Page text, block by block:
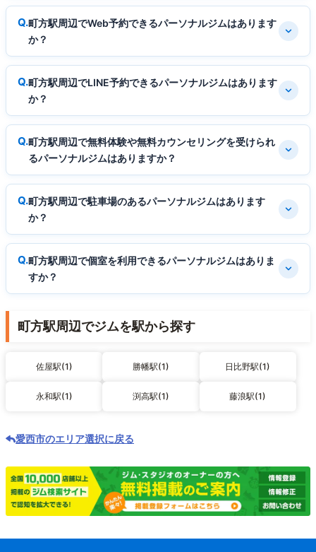
町方駅周辺でWeb予約できるパーソナルジムはあります
か？
町方駅周辺でLINE予約できるパーソナルジムはあります
か？
町方駅周辺で無料体験や無料カウンセリングを受けられ
るパーソナルジムはありますか？
町方駅周辺で駐車場のあるパーソナルジムはあります
か？
町方駅周辺で個室を利用できるパーソナルジムはありま
すか？
町方駅周辺でジムを駅から探す
佐屋駅(1) 勝幡駅(1) 日比野駅(1)
永和駅(1) 渕高駅(1) 藤浪駅(1)
愛西市のエリア選択に戻る